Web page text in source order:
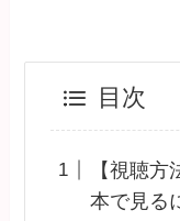
目次
【視聴方
本で見る